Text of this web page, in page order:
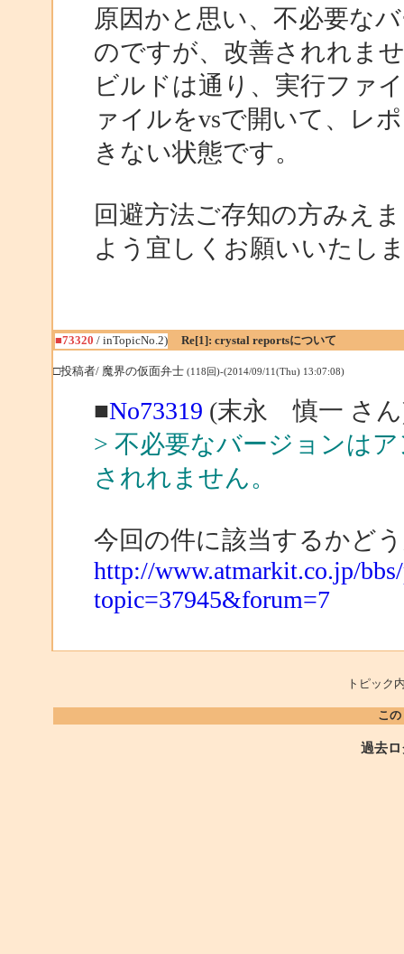
原因かと思い、不必要な
のですが、改善されれま
ビルドは通り、実行ファ
ァイルをvsで開いて、レ
きない状態です。
回避方法ご存知の方みえ
よう宜しくお願いいたし
■73320 / inTopicNo.2) Re[1]: crystal reportsについて
□投稿者/ 魔界の仮面弁士 (118回)-(2014/09/11(Thu) 13:07:08)
■No73319 (末永 慎一 さん
> 不必要なバージョンは
されれません。
今回の件に該当するかど
http://www.atmarkit.co.jp/
topic=37945&forum=7
トピッ
こ
過去